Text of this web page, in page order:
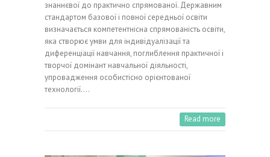
знаннєвої до практично спрямованої. Державним
стандартом базової і повної середньої освіти
визначається компетентнісна спрямованість освіти,
яка створює умви для індивідуалізації та
диференціації навчання, поглиблення практичної і
творчої домінант навчальної діяльності,
упровадження особистісно орієнтованої
технології.…
Read more